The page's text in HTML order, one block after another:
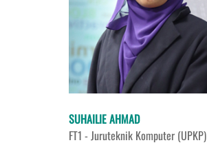
SUHAILIE AHMAD
FT1 - Juruteknik Komputer (UPKP)